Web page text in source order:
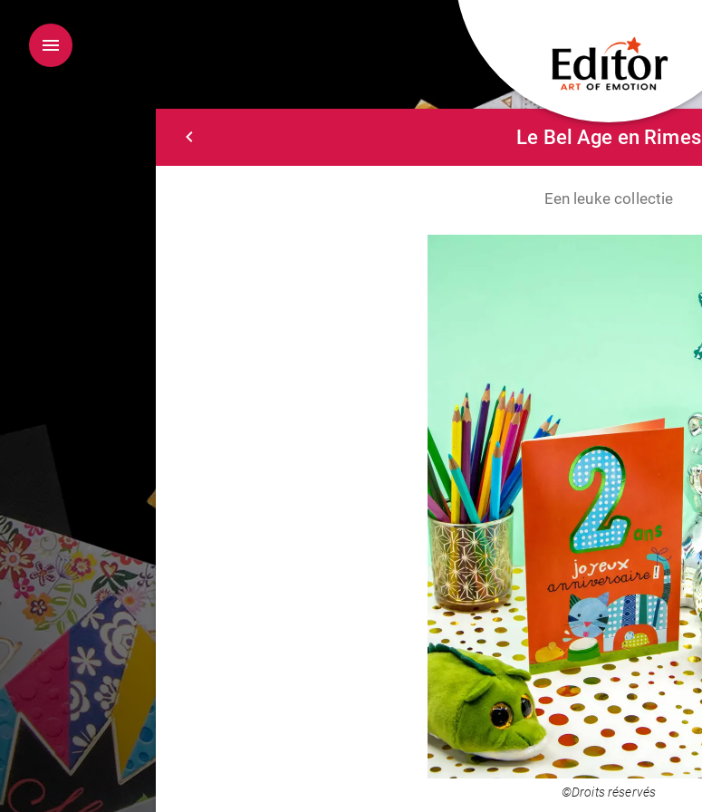
Le Bel Age en Rimes
Een leuke collectie
©Droits réservés